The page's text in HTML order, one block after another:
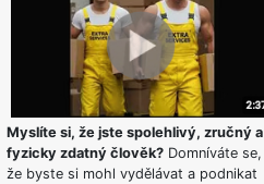
Myslíte si, že jste spolehlivý, zručný a
fyzicky zdatný člověk?Domníváte se,
že byste si mohl vydělávat a podnikat